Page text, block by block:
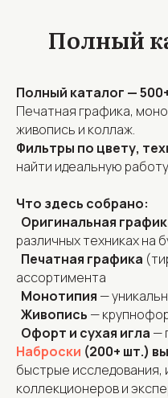
Полный
Полный каталог —
Печатная графика,
живопись и коллаж.
Фильтры по цвету,
найти идеальную
Что здесь собрано:
Оригинальная
различных техниках на
Печатная графика
ассортимента
Монотипия —
Живопись —
Офорт и сухая игла —
Наброски (200+ шт.)
быстрые исследования,
коллекционеров и